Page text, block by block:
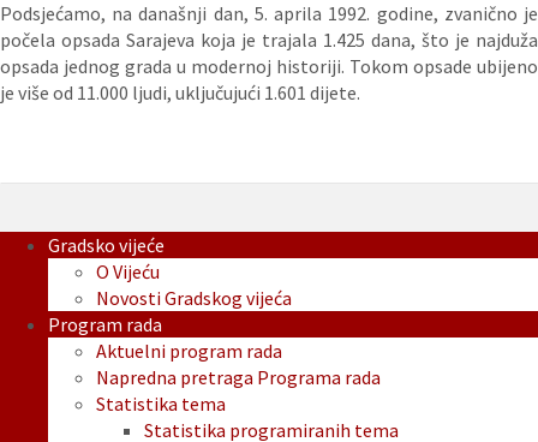
Podsjećamo, na današnji dan, 5. aprila 1992. godine, zvanično je
počela opsada Sarajeva koja je trajala 1.425 dana, što je najduža
opsada jednog grada u modernoj historiji. Tokom opsade ubijeno
je više od 11.000 ljudi, uključujući 1.601 dijete.
Gradsko vijeće
O Vijeću
Novosti Gradskog vijeća
Program rada
Aktuelni program rada
Napredna pretraga Programa rada
Statistika tema
Statistika programiranih tema